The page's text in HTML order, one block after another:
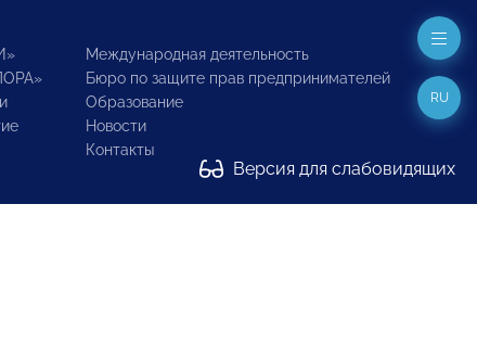
Международная деятельность
Бюро по защите прав предпринимателей
Образование
Новости
Контакты
Версия для слабовидящих
RU